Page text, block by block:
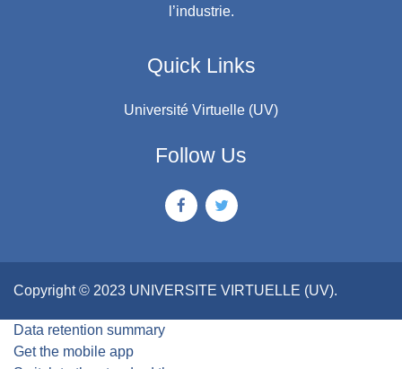
l’industrie.
Quick Links
Université Virtuelle (UV)
Follow Us
Copyright © 2023 UNIVERSITE VIRTUELLE (UV).
Data retention summary
Get the mobile app